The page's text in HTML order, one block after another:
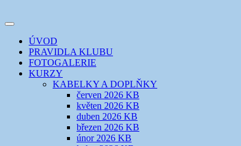
k
webuEVIKLUB
šicí klub
Toggle
navigation
ÚVOD
PRAVIDLA KLUBU
FOTOGALERIE
KURZY
KABELKY A DOPLŇKY
červen 2026 KB
květen 2026 KB
duben 2026 KB
březen 2026 KB
únor 2026 KB